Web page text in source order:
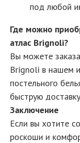
под любой
Где можно
атлас Brignoli?
Вы можете
Brignoli в нашем
постельного
быструю
Заключение
Если вы хотите
роскоши и